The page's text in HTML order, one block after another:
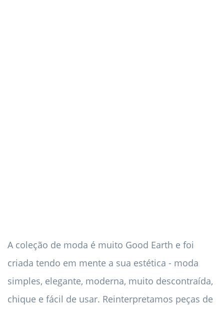
A coleção de moda é muito Good Earth e foi
criada tendo em mente a sua estética - moda
simples, elegante, moderna, muito descontraída,
chique e fácil de usar. Reinterpretamos peças de